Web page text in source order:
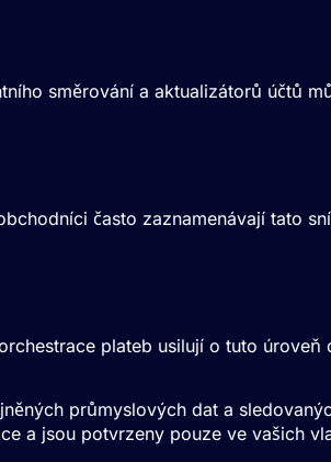
směrování a aktualizátorů účtů
často zaznamenávají tato
plateb usilují o tuto
průmyslových dat a
a jsou potvrzeny pouze ve vašich